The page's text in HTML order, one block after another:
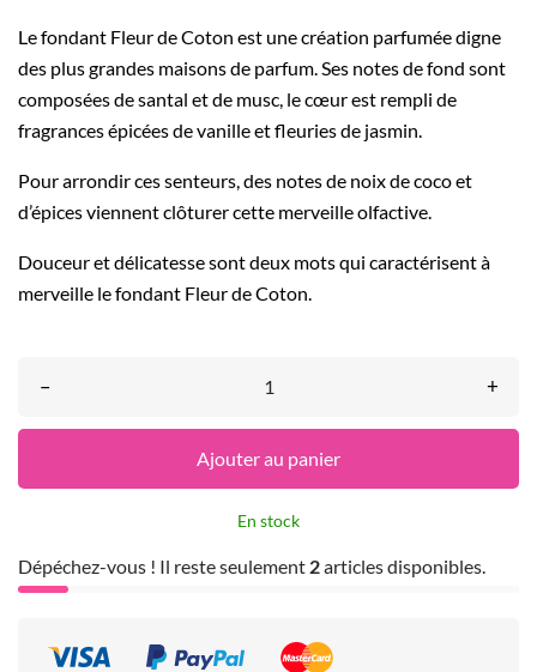
Le fondant Fleur de Coton est une création parfumée digne
des plus grandes maisons de parfum. Ses notes de fond sont
composées de santal et de musc, le cœur est rempli de
fragrances épicées de vanille et fleuries de jasmin.
Pour arrondir ces senteurs, des notes de noix de coco et
d’épices viennent clôturer cette merveille olfactive.
Douceur et délicatesse sont deux mots qui caractérisent à
merveille le fondant Fleur de Coton.
– +
Ajouter au panier
En stock
Dépéchez-vous ! Il reste seulement 2articles disponibles.